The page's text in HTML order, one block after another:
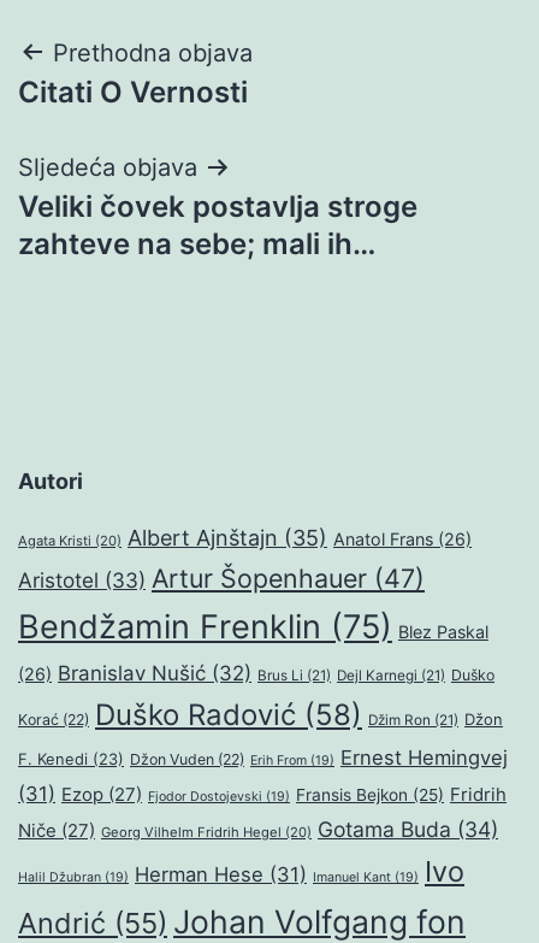
Navigacija
objava
Prethodna objava
Citati O Vernosti
Sljedeća objava
Veliki čovek postavlja stroge
zahteve na sebe; mali ih…
Autori
Agata Kristi (20) Albert Ajnštajn (35) Anatol Frans (26)
Aristotel (33) Artur Šopenhauer (47)
Bendžamin Frenklin (75) Blez Paskal
(26) Branislav Nušić (32) Brus Li (21) Dejl Karnegi (21) Duško
Korać (22) Duško Radović (58) Džim Ron (21) Džon
F. Kenedi (23) Džon Vuden (22) Erih From (19) Ernest Hemingvej
(31) Ezop (27) Fjodor Dostojevski (19) Fransis Bejkon (25) Fridrih
Niče (27) Georg Vilhelm Fridrih Hegel (20) Gotama Buda (34)
Halil Džubran (19) Herman Hese (31) Imanuel Kant (19)
Ivo
Andrić (55) Johan Volfgang fon